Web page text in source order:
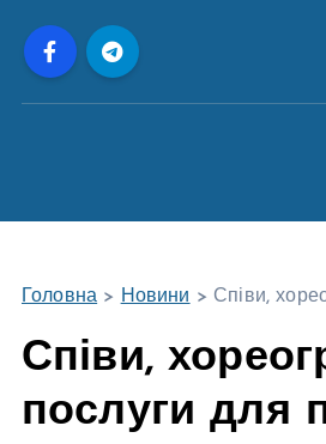
Головна > Новини > Співи,
Співи,
послуги для